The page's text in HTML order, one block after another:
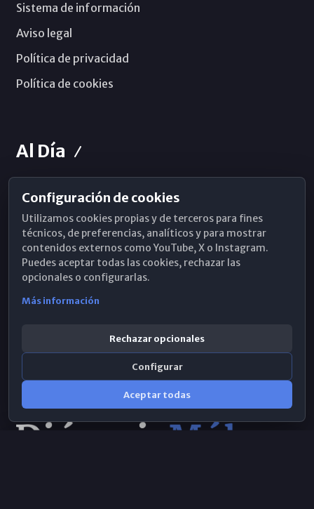
Sistema de información
Aviso legal
Política de privacidad
Política de cookies
Al Día
Horarios de Misa
Hemeroteca
WhatsApp
Configuración de cookies
Utilizamos cookies propias y de terceros para fines
técnicos, de preferencias, analíticos y para mostrar
contenidos externos como YouTube, X o Instagram.
Puedes aceptar todas las cookies, rechazar las
opcionales o configurarlas.
Más información
Rechazar opcionales
Configurar
Aceptar todas